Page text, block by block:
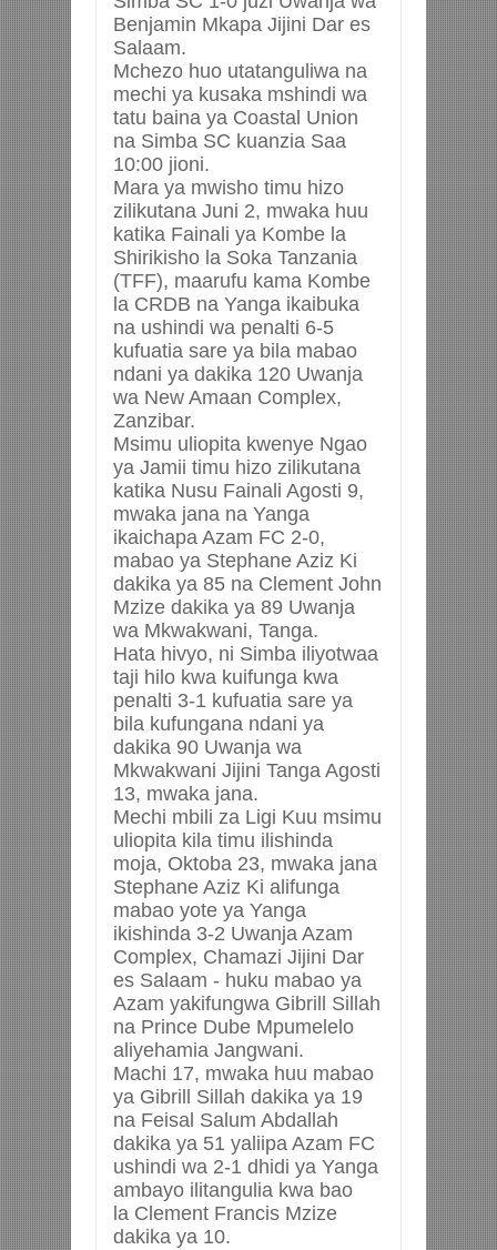
Benjamin Mkapa Jijini Dar es
Salaam.
Mchezo huo utatanguliwa na
mechi ya kusaka mshindi wa
tatu baina ya Coastal Union
na Simba SC kuanzia Saa
10:00 jioni.
Mara ya mwisho timu hizo
zilikutana Juni 2, mwaka huu
katika Fainali ya Kombe la
Shirikisho la Soka Tanzania
(TFF), maarufu kama Kombe
la CRDB na Yanga ikaibuka
na ushindi wa penalti 6-5
kufuatia sare ya bila mabao
ndani ya dakika 120 Uwanja
wa New Amaan Complex,
Zanzibar.
Msimu uliopita kwenye Ngao
ya Jamii timu hizo zilikutana
katika Nusu Fainali Agosti 9,
mwaka jana na Yanga
ikaichapa Azam FC 2-0,
mabao ya Stephane Aziz Ki
dakika ya 85 na Clement John
Mzize dakika ya 89 Uwanja
wa Mkwakwani, Tanga.
Hata hivyo, ni Simba iliyotwaa
taji hilo kwa kuifunga kwa
penalti 3-1 kufuatia sare ya
bila kufungana ndani ya
dakika 90 Uwanja wa
Mkwakwani Jijini Tanga Agosti
13, mwaka jana.
Mechi mbili za Ligi Kuu msimu
uliopita kila timu ilishinda
moja, Oktoba 23, mwaka jana
Stephane Aziz Ki alifunga
mabao yote ya Yanga
ikishinda 3-2 Uwanja Azam
Complex, Chamazi Jijini Dar
es Salaam - huku mabao ya
Azam yakifungwa Gibrill Sillah
na Prince Dube Mpumelelo
aliyehamia Jangwani.
Machi 17, mwaka huu mabao
ya Gibrill Sillah dakika ya 19
na Feisal Salum Abdallah
dakika ya 51 yaliipa Azam FC
ushindi wa 2-1 dhidi ya Yanga
ambayo ilitangulia kwa bao
la Clement Francis Mzize
dakika ya 10.